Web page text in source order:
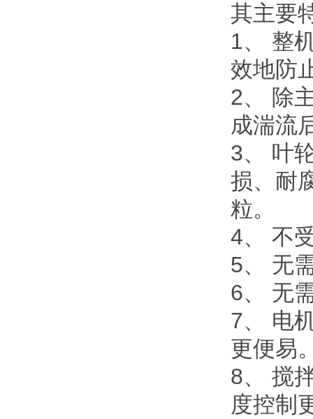
其主要
1、 整
效地防
2、 除
成湍流
3、 叶
损、耐
粒。
4、 不
5、 无
6、 无
7、 电
更便易
8、 搅
度控制